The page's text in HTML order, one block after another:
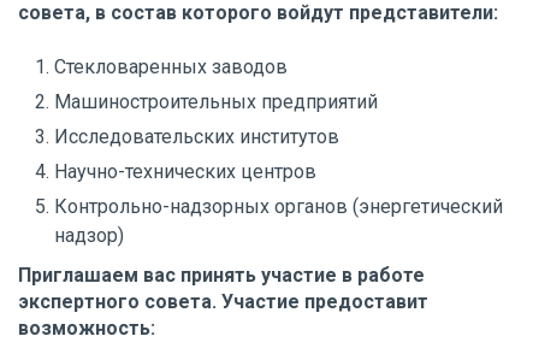
совета, в состав которого войдут представители:
Стекловаренных заводов
Машиностроительных предприятий
Исследовательских институтов
Научно-технических центров
Контрольно-надзорных органов (энергетический
надзор)
Приглашаем вас принять участие в работе
экспертного совета. Участие предоставит
возможность: